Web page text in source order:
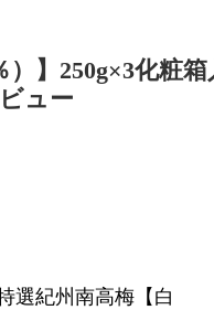
】250g×3化粧
ュー
選紀州南高梅【白